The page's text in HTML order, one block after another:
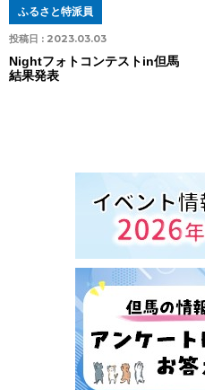
投稿日 : 2023.03.03
ふるさと特派員
Nightフォトコンテストin但馬
結果発表